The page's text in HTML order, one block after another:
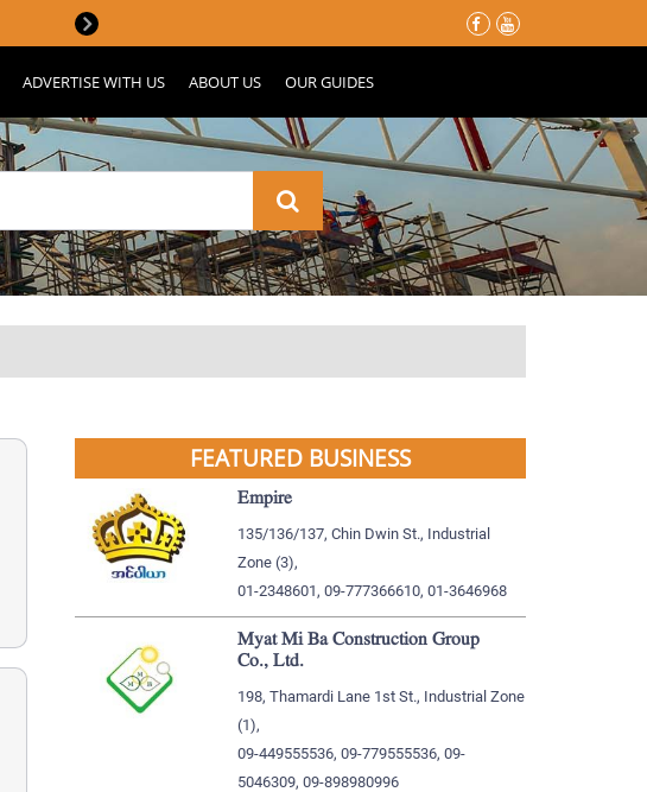
မိုးတွင်းမှာ သင့်နေအိမ်လေး မပျက်စီးသွားဖို့ ပြင်ဆင်ထားသင့်တဲ့ အခ
ADVERTISE WITH US ABOUT US OUR GUIDES
FEATURED BUSINESS
Empire
135/136/137, Chin Dwin St., Industrial
Zone (3),
01-2348601, 09-777366610, 01-3646968
Myat Mi Ba Construction Group
Co., Ltd.
198, Thamardi Lane 1st St., Industrial Zone
(1),
09-449555536, 09-779555536, 09-
5046309, 09-898980996